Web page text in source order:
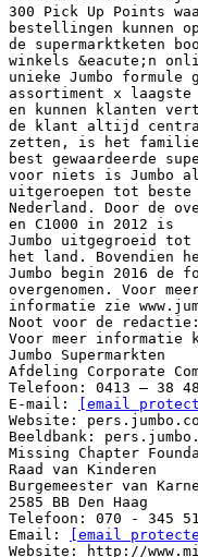
300 Pick Up Points
bestellingen kunnen
de supermarktketen
winkels &eacute;n
unieke Jumbo
assortiment x
en kunnen klanten
de klant altijd
zetten, is het
best gewaardeerde
voor niets is Jumbo
uitgeroepen tot beste
Nederland. Door de
en C1000 in 2012 is
Jumbo uitgegroeid
het land. Bovendien
Jumbo begin 2016 de
overgenomen. Voor
informatie zie
Noot voor de redactie:
Voor meer informatie
Jumbo Supermarkten
Afdeling Corporate
Telefoon: 0413 – 38
E-mail:
[email
Website:
Beeldbank:
Missing Chapter
Raad van Kinderen
Burgemeester van
2585 BB Den Haag
Telefoon: 070 - 345
Email:
[email
Website: http://